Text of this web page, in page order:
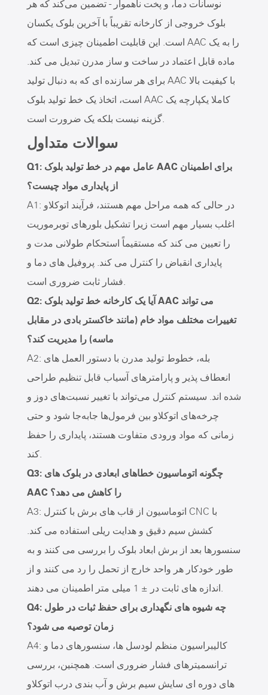
نوسانات دما، و پخت ناهموار - تضمین می‌کند که هر
بلوک خروجی از کارخانه تقریباً با آخرین بلوک یکسان
است. این قابلیت اطمینان چیزی است که AAC را به یک
ماده قابل اعتماد در ساخت و ساز مدرن تبدیل می کند.
برای هر سازنده ای که به دنبال تولید AAC با کیفیت بالا
است، اتخاذ یک خط تولید بلوک AAC کاملا یکپارچه یک
گزینه نیست بلکه یک ضرورت است.
سوالات متداول
Q1: عامل مهم در خط تولید بلوک AAC برای اطمینان
از پایداری مواد چیست؟
A1: در حالی که همه مراحل مهم هستند، فرآیند اتوکلاو
اغلب بسیار مهم است زیرا تشکیل بلورهای توبرموریت
را تعیین می کند که مستقیماً استحکام طولانی مدت و
پایداری انقباض را کنترل می کند. پروفیل های دما و
فشار ثابت ضروری است.
Q2: آیا یک کارخانه خط تولید بلوک AAC می تواند
تغییرات مختلف مواد خام (مانند خاکستر بادی در مقابل
ماسه) را مدیریت کند؟
A2: بله، خطوط تولید مدرن با دستور العمل های
انعطاف پذیر و پارامترهای آسیاب قابل تنظیم طراحی
شده اند. سیستم کنترل می‌تواند با تغییر نسبت‌های دوز و
چرخه‌های اتوکلاو بین فرمول‌ها جابه‌جا شود و حتی
زمانی که مواد ورودی متفاوت هستند، پایداری را حفظ
کند.
Q3: چگونه اتوماسیون خطاهای ابعادی در بلوک های
AAC را کاهش می دهد؟
A3: اتوماسیون از قاب های برش با کنترل CNC با
کشش سیم دقیق و هدایت ریلی استفاده می کند.
سنسورها بعد از برش ابعاد بلوک را بررسی می کنند و به
طور خودکار هر واحد خارج از تحمل را رد می کنند و از
اندازه های ثابت در ± 1 میلی متر اطمینان می دهند.
Q4: چه شیوه های نگهداری برای حفظ ثبات در طول
زمان توصیه می شود؟
A4: کالیبراسیون منظم لودسل ها، سنسورهای دما و
ترانسمیترهای فشار ضروری است. همچنین، بررسی
های دوره ای سایش سیم برش و آب بندی درب اتوکلاو